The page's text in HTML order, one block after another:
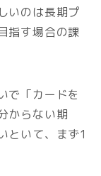
いのは長期プ
指す場合の課
で「カードを
からない期
といて、まず1